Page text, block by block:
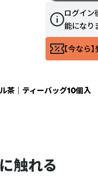
ログイン
能になり
【今なら
茶 ｜ ティーバッグ10個入
触れる